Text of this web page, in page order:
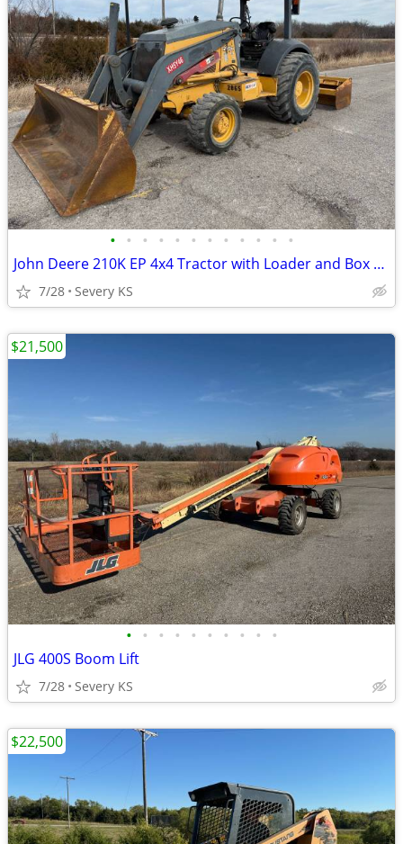
• • • • • • • • • • • •
John Deere 210K EP 4x4 Tractor with Loader and Box Blade
7/28 Severy KS
• • • • • • • • • •
JLG 400S Boom Lift
7/28 Severy KS
$21,500
$22,500